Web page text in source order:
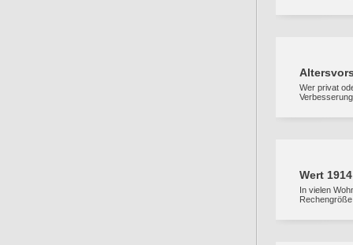
Wer privat
Wert
In vielen